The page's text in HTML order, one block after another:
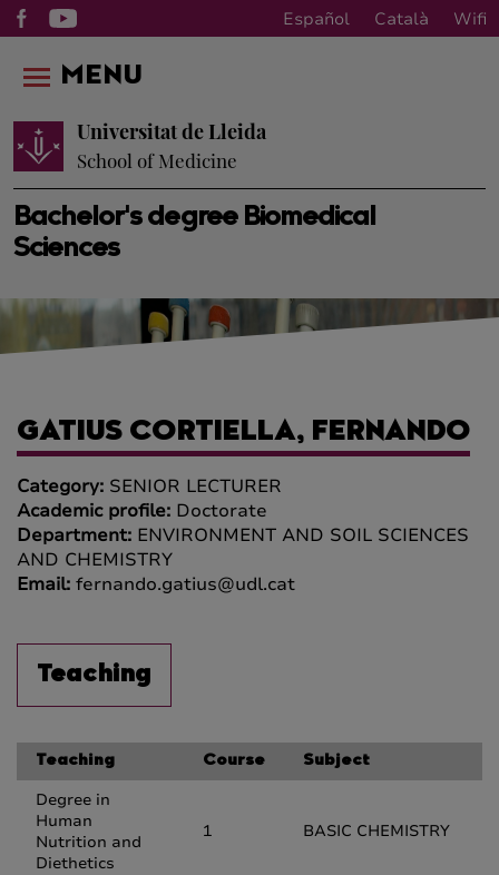
Español Català Wifi
Bachelor's degree Biomedical
Sciences
Universitat de Lleida
School of Medicine
MENU
GATIUS CORTIELLA, FERNANDO
Category: SENIOR LECTURER
Academic profile: Doctorate
Department: ENVIRONMENT AND SOIL SCIENCES
AND CHEMISTRY
Email: fernando.gatius@udl.cat
Teaching
Teaching Course Subject
Degree in
Human
Nutrition and
Diethetics
1 BASIC CHEMISTRY